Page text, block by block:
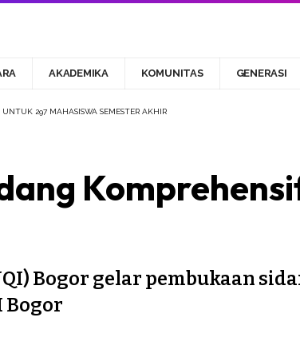
AKADEMIKA KOMUNITAS GENERASI
297 MAHASISWA SEMESTER AKHIR
Bogor gelar pembukaan
Bogor